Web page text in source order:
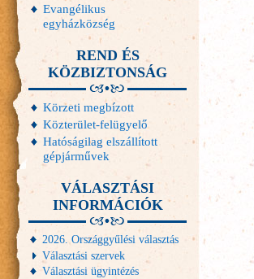
Evangélikus
egyházközség
REND ÉS
KÖZBIZTONSÁG
Körzeti megbízott
Közterület-felügyelő
Hatóságilag elszállított
gépjárművek
VÁLASZTÁSI
INFORMÁCIÓK
2026. Országgyűlési választás
Választási szervek
Választási ügyintézés